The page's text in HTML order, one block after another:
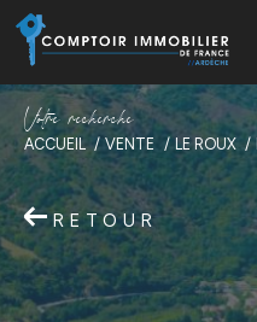
Votre recherche
ACCUEIL VENTE LE ROUX
RETOUR